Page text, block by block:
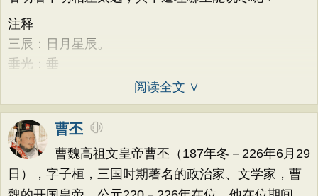
注释
三辰：日月星辰。
垂光：垂
阅读全文 ∨
曹丕
曹魏高祖文皇帝曹丕（187年冬－226年6月29
日），字子桓，三国时期著名的政治家、文学家，曹